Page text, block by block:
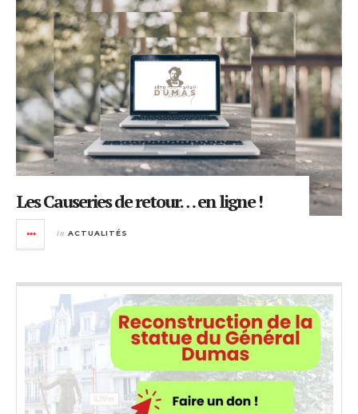
Les Causeries de retour… en ligne !
in ACTUALITÉS